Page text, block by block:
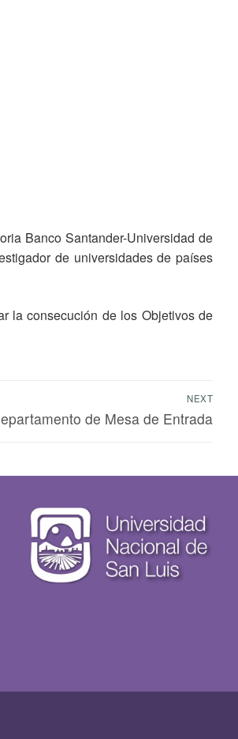
Banco Santander-Universidad de
de universidades de países
la consecución de los Objetivos de
NEXT
de Mesa de Entrada